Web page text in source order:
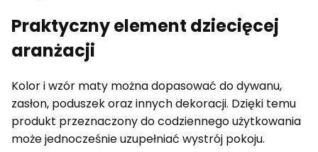
Praktyczny element dziecięcej
aranżacji
Kolor i wzór maty można dopasować do dywanu,
zasłon, poduszek oraz innych dekoracji. Dzięki temu
produkt przeznaczony do codziennego użytkowania
może jednocześnie uzupełniać wystrój pokoju.